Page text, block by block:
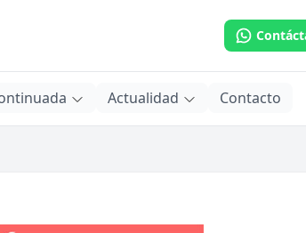
Actualidad Contacto